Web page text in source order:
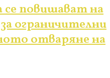
повишават на
ограничителни
отваряне на